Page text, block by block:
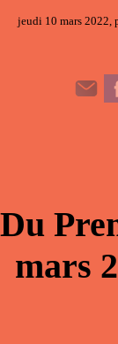
jeudi 10 mars 2022,
Du
mars